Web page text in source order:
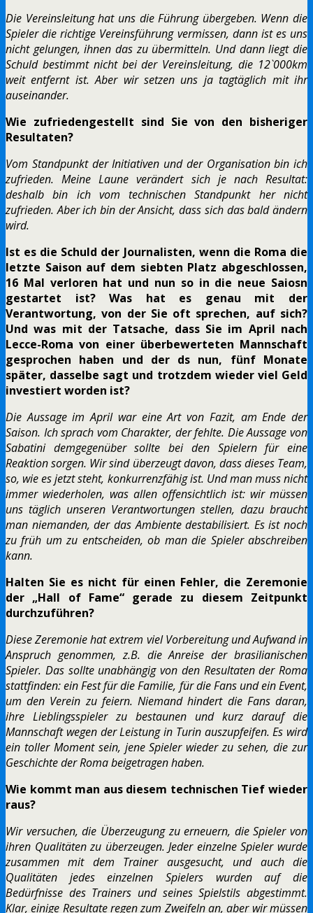
Die Vereinsleitung hat uns die Führung übergeben. Wenn die
Spieler die richtige Vereinsführung vermissen, dann ist es uns
nicht gelungen, ihnen das zu übermitteln. Und dann liegt die
Schuld bestimmt nicht bei der Vereinsleitung, die 12`000km
weit entfernt ist. Aber wir setzen uns ja tagtäglich mit ihr
auseinander.
Wie zufriedengestellt sind Sie von den bisheriger
Resultaten?
Vom Standpunkt der Initiativen und der Organisation bin ich
zufrieden. Meine Laune verändert sich je nach Resultat:
deshalb bin ich vom technischen Standpunkt her nicht
zufrieden. Aber ich bin der Ansicht, dass sich das bald ändern
wird.
Ist es die Schuld der Journalisten, wenn die Roma die
letzte Saison auf dem siebten Platz abgeschlossen,
16 Mal verloren hat und nun so in die neue Saiosn
gestartet ist? Was hat es genau mit der
Verantwortung, von der Sie oft sprechen, auf sich?
Und was mit der Tatsache, dass Sie im April nach
Lecce-Roma von einer überbewerteten Mannschaft
gesprochen haben und der ds nun, fünf Monate
später, dasselbe sagt und trotzdem wieder viel Geld
investiert worden ist?
Die Aussage im April war eine Art von Fazit, am Ende der
Saison. Ich sprach vom Charakter, der fehlte. Die Aussage von
Sabatini demgegenüber sollte bei den Spielern für eine
Reaktion sorgen. Wir sind überzeugt davon, dass dieses Team,
so, wie es jetzt steht, konkurrenzfähig ist. Und man muss nicht
immer wiederholen, was allen offensichtlich ist: wir müssen
uns täglich unseren Verantwortungen stellen, dazu braucht
man niemanden, der das Ambiente destabilisiert. Es ist noch
zu früh um zu entscheiden, ob man die Spieler abschreiben
kann.
Halten Sie es nicht für einen Fehler, die Zeremonie
der „Hall of Fame“ gerade zu diesem Zeitpunkt
durchzuführen?
Diese Zeremonie hat extrem viel Vorbereitung und Aufwand in
Anspruch genommen, z.B. die Anreise der brasilianischen
Spieler. Das sollte unabhängig von den Resultaten der Roma
stattfinden: ein Fest für die Familie, für die Fans und ein Event,
um den Verein zu feiern. Niemand hindert die Fans daran,
ihre Lieblingsspieler zu bestaunen und kurz darauf die
Mannschaft wegen der Leistung in Turin auszupfeifen. Es wird
ein toller Moment sein, jene Spieler wieder zu sehen, die zur
Geschichte der Roma beigetragen haben.
Wie kommt man aus diesem technischen Tief wieder
raus?
Wir versuchen, die Überzeugung zu erneuern, die Spieler von
ihren Qualitäten zu überzeugen. Jeder einzelne Spieler wurde
zusammen mit dem Trainer ausgesucht, und auch die
Qualitäten jedes einzelnen Spielers wurden auf die
Bedürfnisse des Trainers und seines Spielstils abgestimmt.
Klar, einige Resultate regen zum Zweifeln an, aber wir müssen